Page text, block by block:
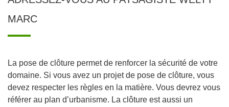
MARC
La pose de clôture permet de renforcer la sécurité de votre
domaine. Si vous avez un projet de pose de clôture, vous
devez respecter les règles en la matière. Vous devrez vous
référer au plan d’urbanisme. La clôture est aussi un